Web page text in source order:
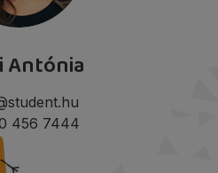
Antónia
456 7444